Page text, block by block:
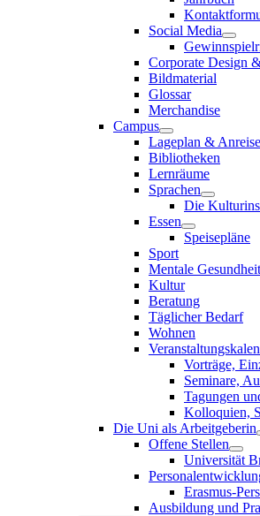
Social Media
Corporate Design
Bildmaterial
Glossar
Merchandise
Campus
Lageplan & Anreise
Bibliotheken
Lernräume
Sprachen
Die
Essen
Speisepläne
Sport
Mentale Gesundheit
Kultur
Beratung
Täglicher Bedarf
Wohnen
Vorträge,
Seminare,
Tagungen
Kolloquien,
Die Uni als Arbeitgeberin
Offene Stellen
Universität
Erasmus-
Ausbildung und